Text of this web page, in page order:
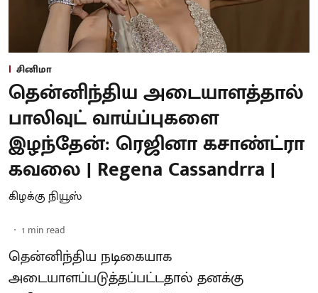
சினிமா
தென்னிந்திய அடையாளத்தால்
பாலிவுட் வாய்ப்புகளை
இழந்தேன்: ரெஜினா கசாண்ட்ரா
கவலை | Regena Cassandrra |
கிழக்கு நியூஸ்
1 min read
தென்னிந்திய நடிகையாக
அடையாளப்படுத்தப்பட்டதால் தனக்கு